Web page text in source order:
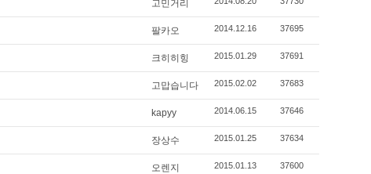
고민거리
팔카오 2014.12.16 37695
크히히힝 2015.01.29 37691
고맙습니다 2015.02.02 37683
kapyy 2014.06.15 37646
장상수 2015.01.25 37634
오렌지 2015.01.13 37600